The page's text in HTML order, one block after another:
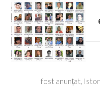
fost anunțat,